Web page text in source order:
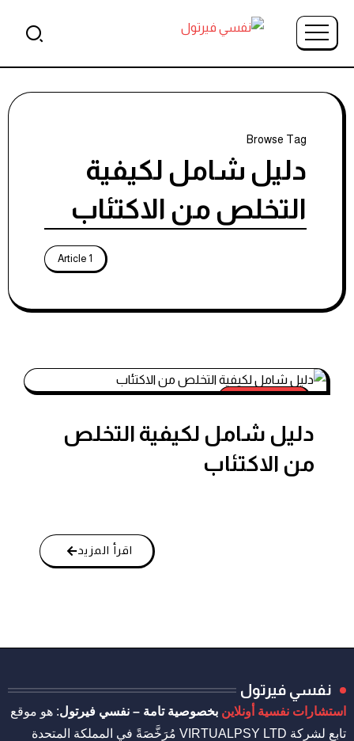
Browse Tag
دليل شامل لكيفية
التخلص من الاكتئاب
1 Article
مرض الاكتئاب
دليل شامل لكيفية التخلص
من الاكتئاب
اقرأ المزيد
نفسي فيرتول
استشارات نفسية أونلاين بخصوصية تامة – نفسي فيرتول: هو موقع
تابع لشركة VIRTUALPSY LTD مُرَخَّصَةً في المملكة المتحدة